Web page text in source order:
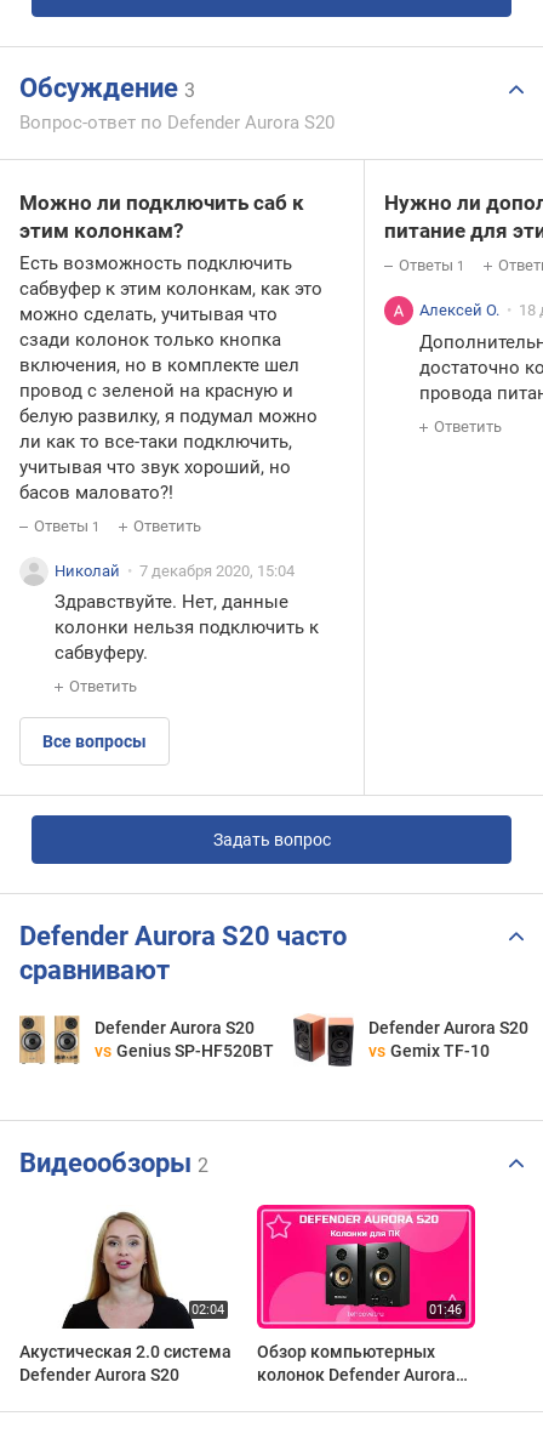
Обсуждение 3
Вопрос-ответ по Defender Aurora S20
Можно ли подключить саб к
этим колонкам?
Есть возможность подключить
сабвуфер к этим колонкам, как это
можно сделать, учитывая что
сзади колонок только кнопка
включения, но в комплекте шел
провод с зеленой на красную и
белую развилку, я подумал можно
ли как то все-таки подключить,
учитывая что звук хороший, но
басов маловато?!
Ответы 1 Ответить
Николай 7 декабря 2020, 15:04
Здравствуйте. Нет, данные
колонки нельзя подключить к
сабвуферу.
Ответить
Все вопросы
Нужно ли
питание для
Ответы 1
Алексей О. 18
достаточно
провода
Ответить
Задать вопрос
Defender Aurora S20 часто
сравнивают
Defender Aurora S20
vs Genius SP-HF520BT
Defender Aurora S20
vs Gemix TF-10
Видеообзоры 2
Акустическая 2.0 система
Defender Aurora S20
Обзор компьютерных
колонок Defender Aurora